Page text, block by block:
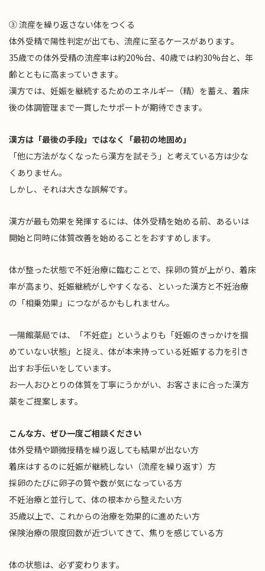
③ 流産を繰り返さない体をつくる
体外受精で陽性判定が出ても、流産に至るケースがあります。
35歳での体外受精の流産率は約20%台、40歳では約30%台と、年
齢とともに高まっていきます。
漢方では、妊娠を継続するためのエネルギー（精）を蓄え、着床
後の体調管理まで一貫したサポートが期待できます。
漢方は「最後の手段」ではなく「最初の地固め」
「他に方法がなくなったら漢方を試そう」と考えている方は少な
くありません。
しかし、それは大きな誤解です。
漢方が最も効果を発揮するには、体外受精を始める前、あるいは
開始と同時に体質改善を始めることをおすすめします。
体が整った状態で不妊治療に臨むことで、採卵の質が上がり、着床
率が高まり、妊娠継続がしやすくなる、といった漢方と不妊治療
の「相乗効果」につながるかもしれません。
一陽館薬局では、「不妊症」というよりも「妊娠のきっかけを掴
めていない状態」と捉え、体が本来持っている妊娠する力を引き
出すお手伝いをしています。
お一人おひとりの体質を丁寧にうかがい、お客さまに合った漢方
薬をご提案します。
こんな方、ぜひ一度ご相談ください
体外受精や顕微授精を繰り返しても結果が出ない方
着床はするのに妊娠が継続しない（流産を繰り返す）方
採卵のたびに卵子の質や数が気になっている方
不妊治療と並行して、体の根本から整えたい方
35歳以上で、これからの治療を効果的に進めたい方
保険治療の限度回数が近づいてきて、焦りを感じている方
体の状態は、必ず変わります。